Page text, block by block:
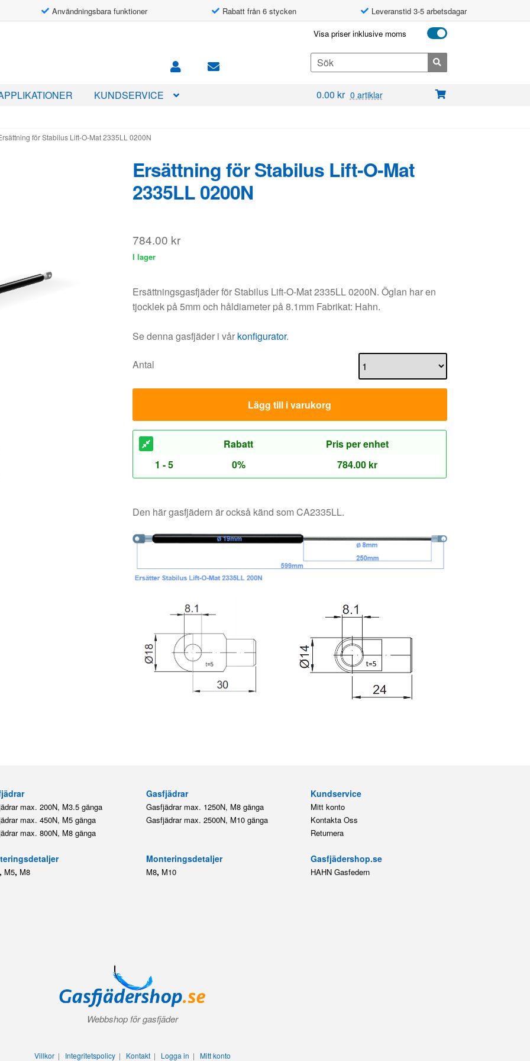
Användningsbara funktioner Rabatt från 6 stycken Leveranstid 3-5 arbetsdagar
Visa priser inklusive moms
Search
for:
KUNDSERVICE
0.00 kr 0 artiklar
för Stabilus Lift-O-Mat 2335LL 0200N
Ersättning för Stabilus Lift-O-Mat
2335LL 0200N
784.00 kr
I lager
Ersättningsgasfjäder för Stabilus Lift-O-Mat 2335LL 0200N. Öglan har en
tjocklek på 5mm och håldiameter på 8.1mm Fabrikat: Hahn.
Se denna gasfjäder i vår konfigurator.
Antal
Lägg till i varukorg
Rabatt
Pris per enhet
1 - 5
0% 784.00 kr
Den här gasfjädern är också känd som CA2335LL.
max. 200N, M3.5 gänga
max. 450N, M5 gänga
max. 800N, M8 gänga
M5, M8
Gasfjädrar
Gasfjädrar max. 1250N, M8 gänga
Gasfjädrar max. 2500N, M10 gänga
Monteringsdetaljer
M8, M10
Kundservice
Mitt konto
Kontakta Oss
Returnera
Gasfjädershop.se
HAHN Gasfedern
Webbshop för gasfjäder
Villkor | Integritetspolicy | Kontakt | Logga in | Mitt konto